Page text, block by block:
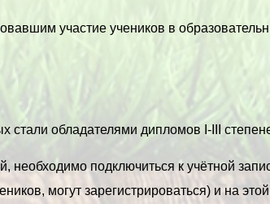
участие учеников в
стали обладателями дипломов I-III
необходимо подключиться к учётной
могут зарегистрироваться) и на